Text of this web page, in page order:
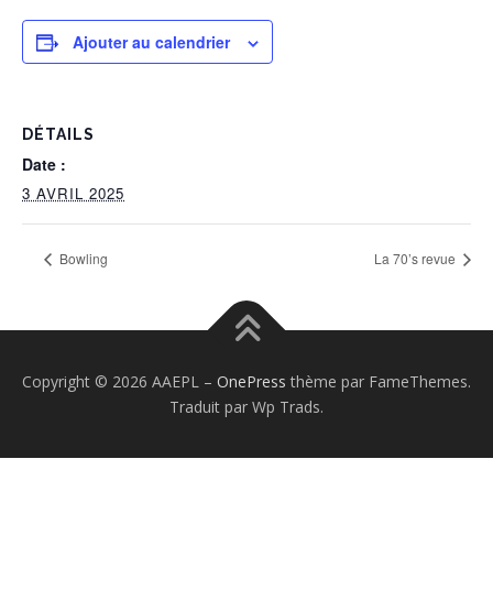
Ajouter au calendrier
DÉTAILS
Date :
3 AVRIL 2025
Bowling La 70’s revue
Copyright © 2026 AAEPL – OnePress thème par FameThemes.
Traduit par Wp Trads.